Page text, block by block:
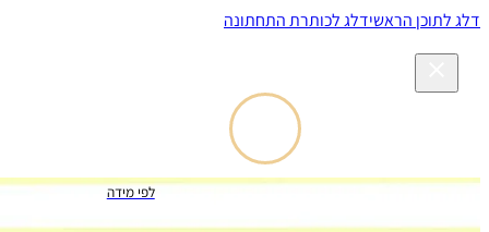
דלג לתוכן הראשידלג לכותרת התחתונה
לפי מידה